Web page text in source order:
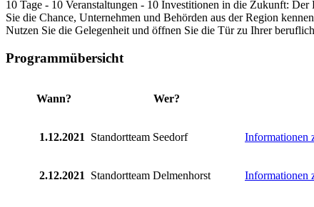
10 Tage - 10 Veranstaltungen - 10 Investitionen in die Zukunft: Der
Sie die Chance, Unternehmen und Behörden aus der Region
Nutzen Sie die Gelegenheit und öffnen Sie die Tür zu Ihrer
Programmübersicht
Wann? Wer?
1.12.2021 Standortteam Seedorf Informationen
2.12.2021 Standortteam Delmenhorst Informationen